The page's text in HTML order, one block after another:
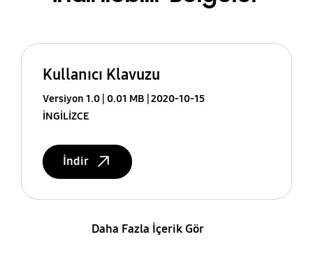
Kullanıcı Klavuzu
Versiyon 1.0 0.01 MB 2020-10-15
İNGİLİZCE
İndir
Daha Fazla İçerik Gör